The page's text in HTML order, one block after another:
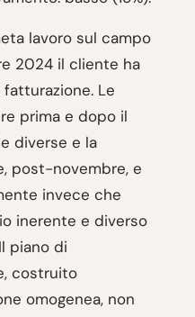
lavoro sul campo
2024 il cliente ha
Le
prima e dopo il
diverse e la
post-novembre, e
invece che
inerente e diverso
piano di
costruito
omogenea, non